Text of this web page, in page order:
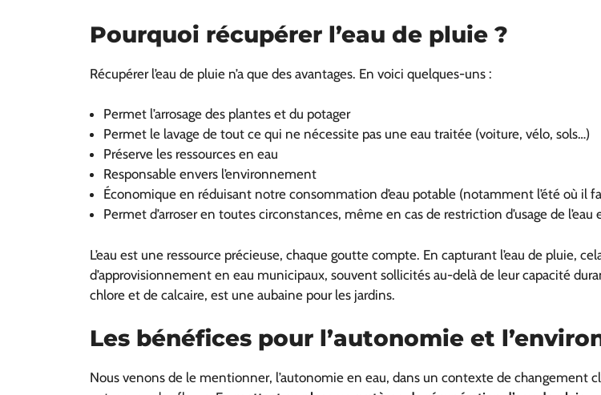
Pourquoi récupérer l’eau de pluie ?
Récupérer l’eau de pluie n’a que des avantages. En voici quelques-uns :
Permet l’arrosage des plantes et du potager
Permet le lavage de tout ce qui ne nécessite pas une eau traitée (voiture, vélo, sols…)
Préserve les ressources en eau
Responsable envers l’environnement
Économique en réduisant notre consommation d’eau potable (notamment l’été où il
Permet d’arroser en toutes circonstances, même en cas de restriction d’usage de
L’eau est une ressource précieuse, chaque goutte compte. En capturant l’eau de pluie,
d’approvisionnement en eau municipaux, souvent sollicités au-delà de leur capacité
chlore et de calcaire, est une aubaine pour les jardins.
Les bénéfices pour l’autonomie et
Nous venons de le mentionner, l’autonomie en eau, dans un contexte de changement